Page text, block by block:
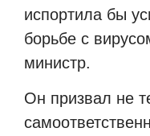
испортила бы
борьбе с
министр.
Он призвал не